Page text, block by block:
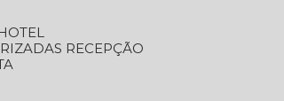
RECEPÇÃO